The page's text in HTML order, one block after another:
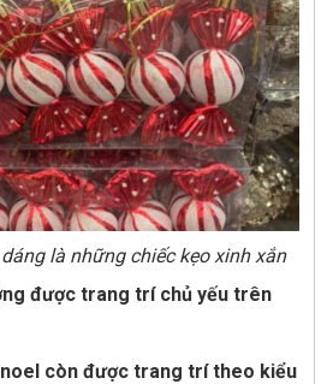
là những chiếc kẹo xinh xắn
được trang trí chủ yếu trên
còn được trang trí theo kiểu